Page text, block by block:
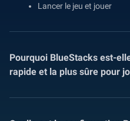
Lancer le jeu et jouer
Pourquoi BlueStacks est-
rapide et la plus sûre pour